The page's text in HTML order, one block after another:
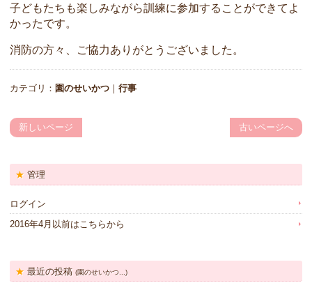
子どもたちも楽しみながら訓練に参加することができてよ
かったです。
消防の方々、ご協力ありがとうございました。
カテゴリ： 園のせいかつ ｜ 行事
新しいページ 古いページへ
管理
ログイン
2016年4月以前はこちらから
最近の投稿(園のせいかつ...)